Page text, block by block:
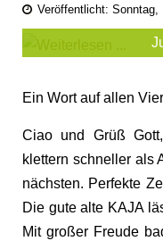
Veröffentlicht: Sonntag,
Ein Wort auf allen
Ciao und Grüß
klettern schneller als
nächsten. Perfekte
Die gute alte KAJA
Mit großer Freude